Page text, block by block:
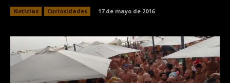
Noticias Curiosidades 17 de mayo de 2016